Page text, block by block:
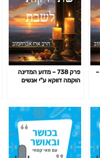
–
פרק 738 – מדוע המדינה
הוקמה דווקא ע"י אנשים